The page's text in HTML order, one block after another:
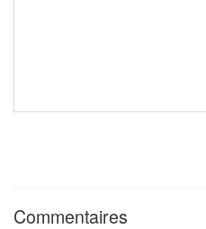
Commentaires